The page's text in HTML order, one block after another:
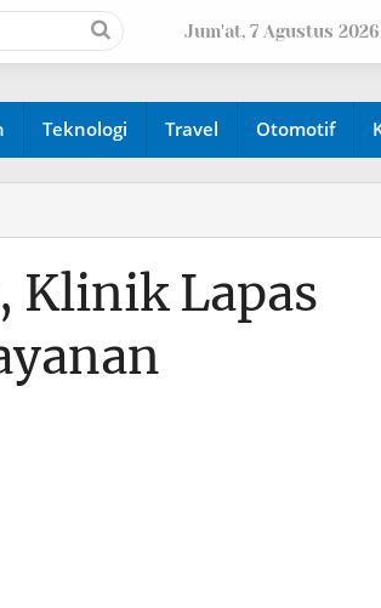
Jum'at, 7 Agustus 2026
Teknologi Travel Otomotif
Klinik Lapas